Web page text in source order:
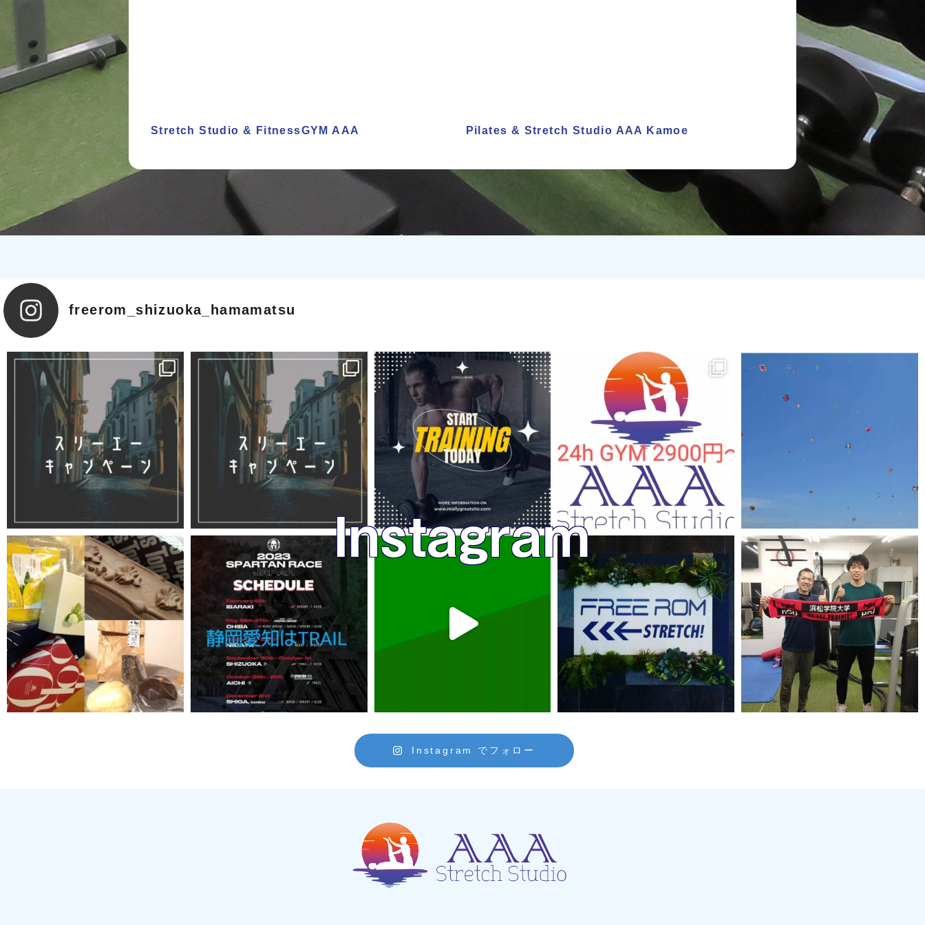
Stretch Studio & FitnessGYM AAA Pilates & Stretch Studio AAA Kamoe
Instagram
freerom_shizuoka_hamamatsu
Instagram でフォロー